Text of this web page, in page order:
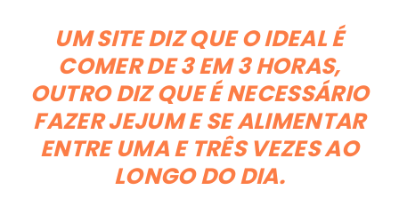
UM SITE DIZ QUE O IDEAL É
COMER DE 3 EM 3 HORAS,
OUTRO DIZ QUE É NECESSÁRIO
FAZER JEJUM E SE ALIMENTAR
ENTRE UMA E TRÊS VEZES AO
LONGO DO DIA.